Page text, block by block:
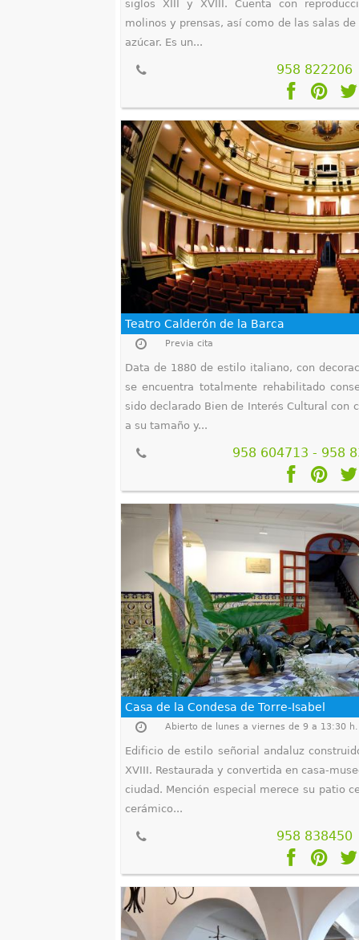
siglos XIII y XVIII. Cuenta con
molinos y prensas, así como de las salas
azúcar. Es un...
958 822206
Teatro Calderón de la Barca
Previa cita
Data de 1880 de estilo italiano, con
se encuentra totalmente rehabilitado
sido declarado Bien de Interés Cultural con
a su tamaño y...
958 604713 - 958
Casa de la Condesa de Torre-Isabel
Abierto de lunes a viernes de 9 a 13:30 h.
Edificio de estilo señorial andaluz
XVIII. Restaurada y convertida en casa-
ciudad. Mención especial merece su patio
cerámico...
958 838450